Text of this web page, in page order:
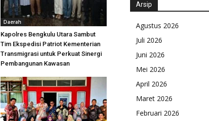
Daerah
Kapolres Bengkulu Utara Sambut
Tim Ekspedisi Patriot Kementerian
Transmigrasi untuk Perkuat Sinergi
Pembangunan Kawasan
Arsip
Agustus 2026
Juli 2026
Juni 2026
Mei 2026
April 2026
Maret 2026
Februari 2026